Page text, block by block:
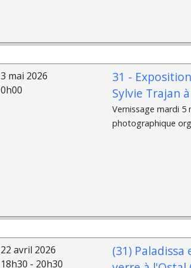
3 mai 2026
0h00
31 -
Sylvie Trajan
Vernissage mardi 5
photographique
22 avril 2026
18h30 - 20h30
(31)